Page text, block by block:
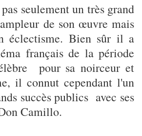
seulement un très grand
de son œuvre mais
éclectisme. Bien sûr il a
français de la période
pour sa noirceur et
il connut cependant l'un
succès publics avec ses
Camillo.